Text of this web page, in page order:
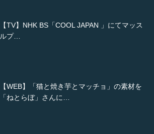
【TV】NHK BS「COOL JAPAN 」にてマッス
ルプ…
【WEB】「猫と焼き芋とマッチョ」の素材を
「ねとらぼ」さんに…